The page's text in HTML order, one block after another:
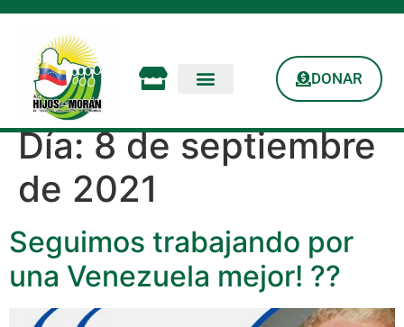
DONAR
Día:8 de septiembre
de 2021
Seguimos trabajando por
una Venezuela mejor! ??